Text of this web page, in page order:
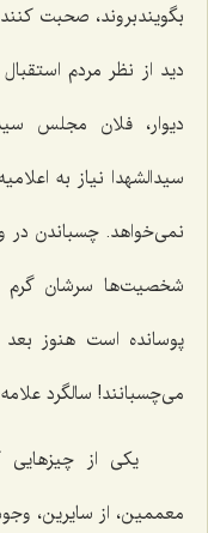
بگویندبروند، صحبت
دید از نظر مردم
دیوار، فلان مجلس
سیدالشهدا نیاز به
نمی‌خواهد. چسباندن در
شخصیت‌ها سرشان گرم
پوسانده است هنوز
می‌چسبانند! سالگرد
یکی از
معممین، از سایرین،